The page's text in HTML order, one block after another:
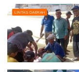
LINTAS DAERAH